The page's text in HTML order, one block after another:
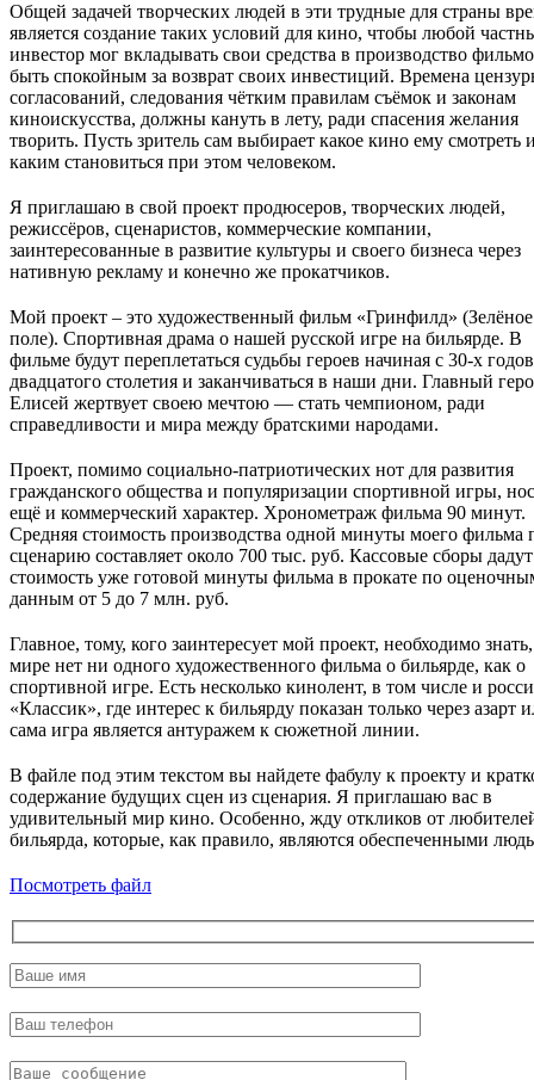
Общей задачей творческих людей в эти трудные для страны
является создание таких условий для кино, чтобы любой
инвестор мог вкладывать свои средства в производство
быть спокойным за возврат своих инвестиций. Времена
согласований, следования чётким правилам съёмок и законам
киноискусства, должны кануть в лету, ради спасения желания
творить. Пусть зритель сам выбирает какое кино ему смотреть
каким становиться при этом человеком.
Я приглашаю в свой проект продюсеров, творческих людей,
режиссёров, сценаристов, коммерческие компании,
заинтересованные в развитие культуры и своего бизнеса через
нативную рекламу и конечно же прокатчиков.
Мой проект – это художественный фильм «Гринфилд» (Зелёное
поле). Спортивная драма о нашей русской игре на бильярде. В
фильме будут переплетаться судьбы героев начиная с 30-х годов
двадцатого столетия и заканчиваться в наши дни. Главный
Елисей жертвует своею мечтою — стать чемпионом, ради
справедливости и мира между братскими народами.
Проект, помимо социально-патриотических нот для развития
гражданского общества и популяризации спортивной игры,
ещё и коммерческий характер. Хронометраж фильма 90 минут.
Средняя стоимость производства одной минуты моего фильма
сценарию составляет около 700 тыс. руб. Кассовые сборы дадут
стоимость уже готовой минуты фильма в прокате по
данным от 5 до 7 млн. руб.
Главное, тому, кого заинтересует мой проект, необходимо
мире нет ни одного художественного фильма о бильярде, как о
спортивной игре. Есть несколько кинолент, в том числе и
«Классик», где интерес к бильярду показан только через азарт
сама игра является антуражем к сюжетной линии.
В файле под этим текстом вы найдете фабулу к проекту и
содержание будущих сцен из сценария. Я приглашаю вас в
удивительный мир кино. Особенно, жду откликов от
бильярда, которые, как правило, являются обеспеченными
Посмотреть файл